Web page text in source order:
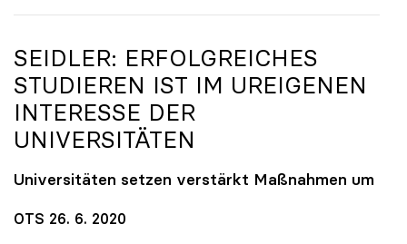
SEIDLER: ERFOLGREICHES
STUDIEREN IST IM UREIGENEN
INTERESSE DER
UNIVERSITÄTEN
Universitäten setzen verstärkt Maßnahmen um
OTS 26. 6. 2020